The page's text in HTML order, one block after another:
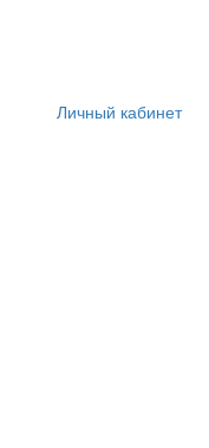
Личный кабинет